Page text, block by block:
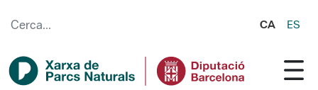
CA ES